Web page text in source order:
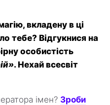
вкладену в ці
тебе? Відгукнися на
особистість
. Нехай всесвіт
імен? Зроби